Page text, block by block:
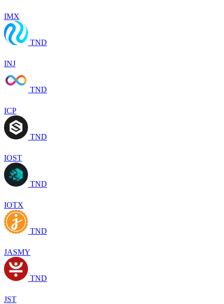
IMX
TND
INJ
TND
ICP
TND
IOST
TND
IOTX
TND
JASMY
TND
JST